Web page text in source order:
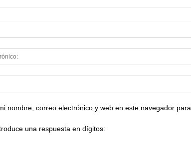
nombre, correo electrónico y web en este navegador
una respuesta en dígitos: